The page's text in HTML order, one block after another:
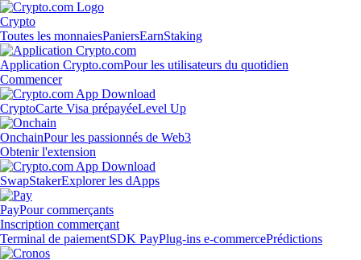
Crypto
Toutes les monnaiesPaniersEarnStaking
Application Crypto.comPour les utilisateurs du quotidien
Commencer
CryptoCarte Visa prépayéeLevel Up
OnchainPour les passionnés de Web3
Obtenir l'extension
SwapStakerExplorer les dApps
PayPour commerçants
Inscription commerçant
Terminal de paiementSDK PayPlug-ins e-commercePrédictions